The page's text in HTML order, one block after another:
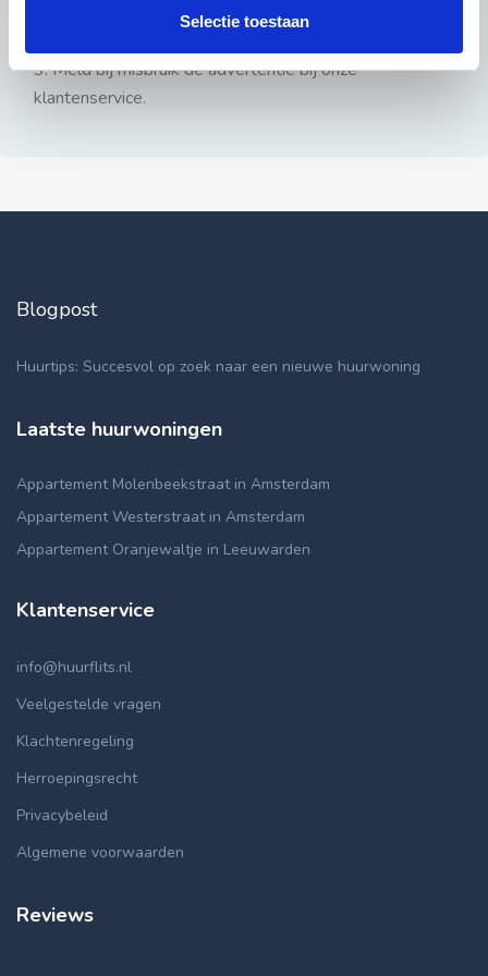
Selectie toestaan
3: Meld bij misbruik de advertentie bij onze
klantenservice.
Blogpost
Huurtips: Succesvol op zoek naar een nieuwe huurwoning
Laatste huurwoningen
Appartement Molenbeekstraat in Amsterdam
Appartement Westerstraat in Amsterdam
Appartement Oranjewaltje in Leeuwarden
Klantenservice
info@huurflits.nl
Veelgestelde vragen
Klachtenregeling
Herroepingsrecht
Privacybeleid
Algemene voorwaarden
Reviews